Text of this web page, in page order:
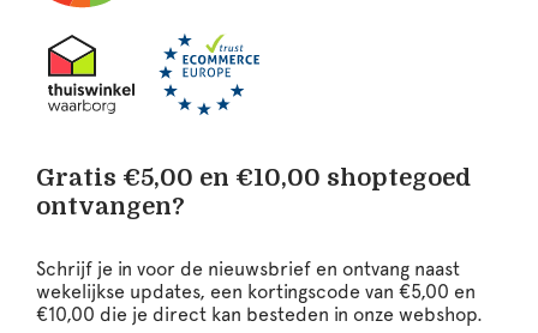
Gratis €5,00 en €10,00 shoptegoed
ontvangen?
Schrijf je in voor de nieuwsbrief en ontvang naast
wekelijkse updates, een kortingscode van €5,00 en
€10,00 die je direct kan besteden in onze webshop.